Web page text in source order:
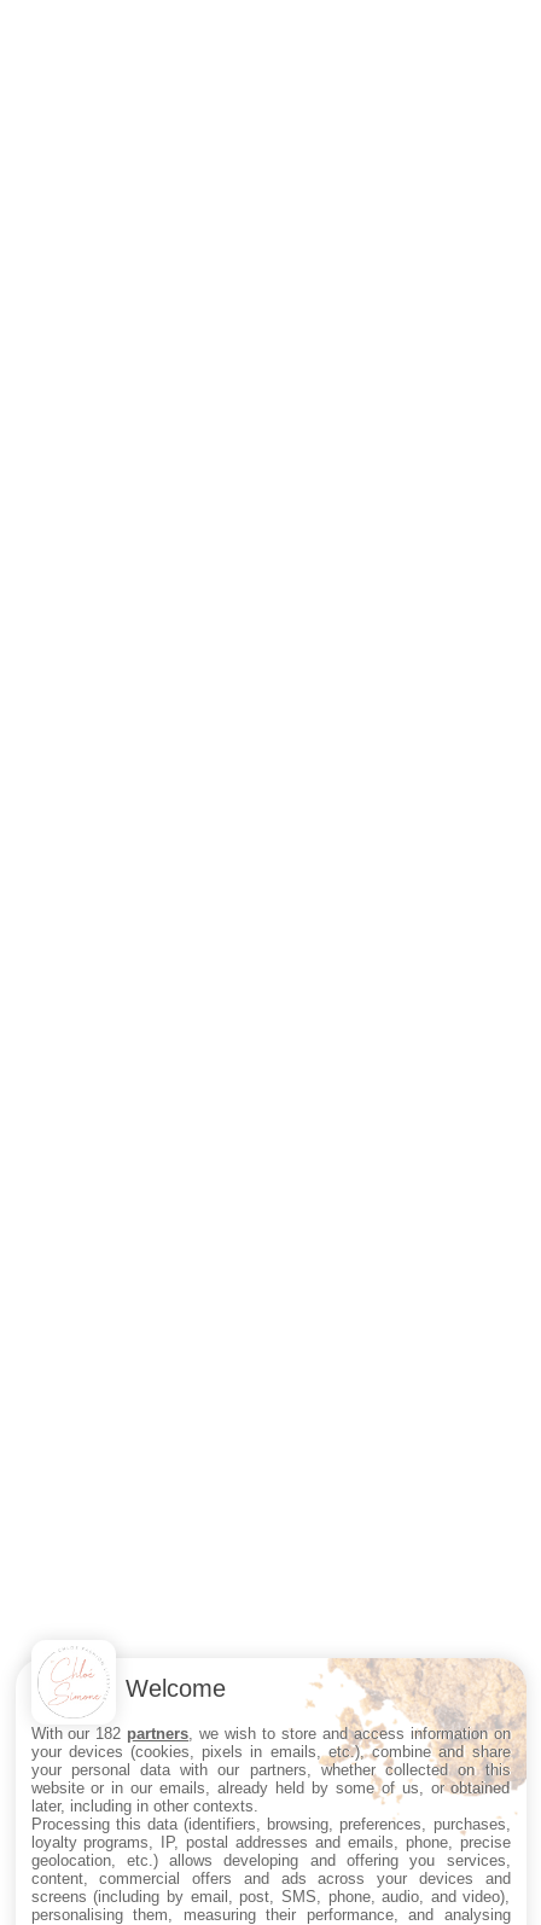
Welcome
With our 182 partners , we wish to store and access information on
your devices (cookies, pixels in emails, etc.), combine and share
your personal data with our partners, whether collected on this
website or in our emails, already held by some of us, or obtained
later, including in other contexts.
Processing this data (identifiers, browsing, preferences, purchases,
loyalty programs, IP, postal addresses and emails, phone, precise
geolocation, etc.) allows developing and offering you services,
content, commercial offers and ads across your devices and
screens (including by email, post, SMS, phone, audio, and video),
personalising them, measuring their performance, and analysing